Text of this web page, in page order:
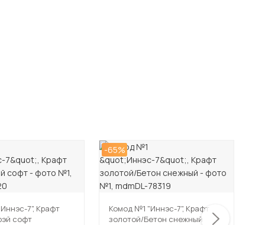
7", Крафт
софт
-65%
Комод №1 "Иннэс-7", Крафт
золотой/Бетон снежный